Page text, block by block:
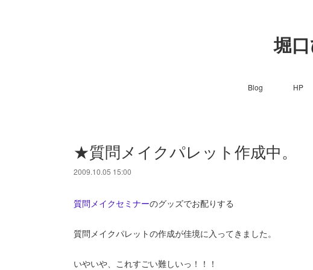
堀
Blog HP
★質問メイクパレット作成中。
2009.10.05 15:00
質問メイクセミナーのグッズでお配りする
質問メイクパレットの作成が佳境に入ってきました。
いやいや、これすごい難しいっ！！！